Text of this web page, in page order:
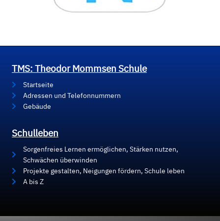
TMS: Theodor Mommsen Schule
Startseite
Adressen und Telefonnummern
Gebäude
Schulleben
Sorgenfreies Lernen ermöglichen, Stärken nutzen,
Schwächen überwinden
Projekte gestalten, Neigungen fördern, Schule leben
A bis Z